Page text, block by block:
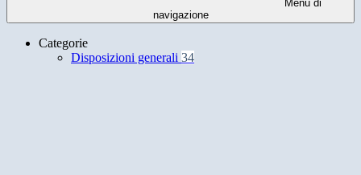
Menu di
navigazione
Categorie
Disposizioni generali 34